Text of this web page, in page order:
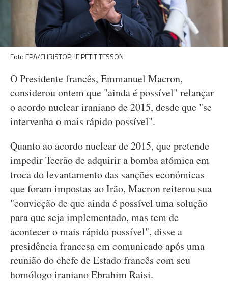
Foto EPA/CHRISTOPHE PETIT TESSON
O Presidente francês, Emmanuel Macron,
considerou ontem que "ainda é possível" relançar
o acordo nuclear iraniano de 2015, desde que "se
intervenha o mais rápido possível".
Quanto ao acordo nuclear de 2015, que pretende
impedir Teerão de adquirir a bomba atómica em
troca do levantamento das sanções económicas
que foram impostas ao Irão, Macron reiterou sua
"convicção de que ainda é possível uma solução
para que seja implementado, mas tem de
acontecer o mais rápido possível", disse a
presidência francesa em comunicado após uma
reunião do chefe de Estado francês com seu
homólogo iraniano Ebrahim Raisi.